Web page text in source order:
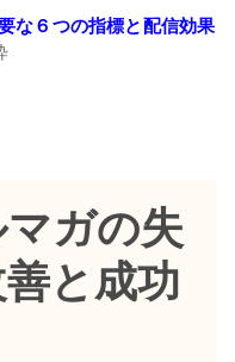
な６つの指標と配信効果
ガの失
と成功